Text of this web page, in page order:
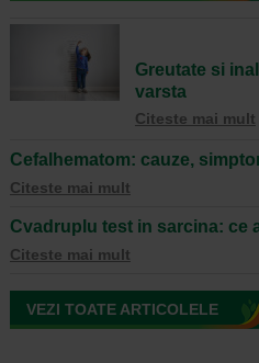
Greutate si
varsta
Citeste mai mult
Cefalhematom: cauze,
Citeste mai mult
Cvadruplu test in sarcina: ce
Citeste mai mult
VEZI TOATE ARTICOLELE